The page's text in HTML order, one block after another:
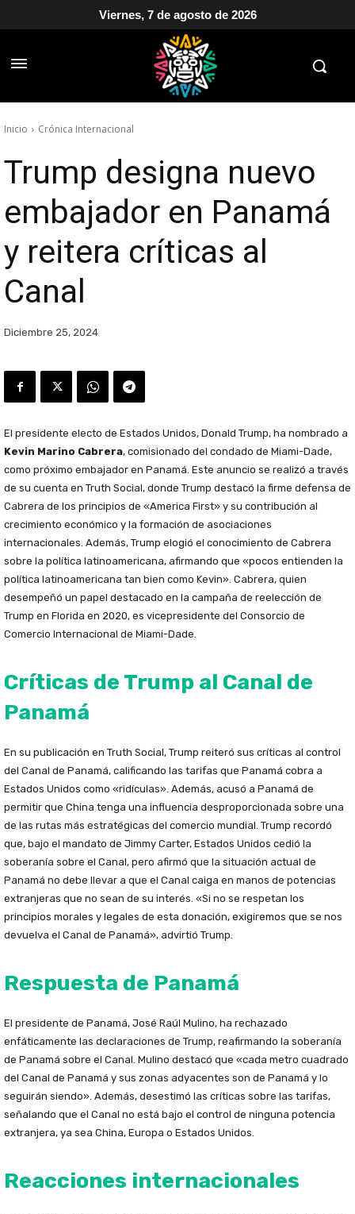
Viernes, 7 de agosto de 2026
Inicio Crónica Internacional
Trump designa nuevo
embajador en Panamá
y reitera críticas al
Canal
Diciembre 25, 2024
El presidente electo de Estados Unidos, Donald Trump, ha nombrado a
Kevin Marino Cabrera, comisionado del condado de Miami-Dade,
como próximo embajador en Panamá. Este anuncio se realizó a través
de su cuenta en Truth Social, donde Trump destacó la firme defensa de
Cabrera de los principios de «America First» y su contribución al
crecimiento económico y la formación de asociaciones
internacionales. Además, Trump elogió el conocimiento de Cabrera
sobre la política latinoamericana, afirmando que «pocos entienden la
política latinoamericana tan bien como Kevin». Cabrera, quien
desempeñó un papel destacado en la campaña de reelección de
Trump en Florida en 2020, es vicepresidente del Consorcio de
Comercio Internacional de Miami-Dade.
Críticas de Trump al Canal de
Panamá
En su publicación en Truth Social, Trump reiteró sus críticas al control
del Canal de Panamá, calificando las tarifas que Panamá cobra a
Estados Unidos como «ridículas». Además, acusó a Panamá de
permitir que China tenga una influencia desproporcionada sobre una
de las rutas más estratégicas del comercio mundial. Trump recordó
que, bajo el mandato de Jimmy Carter, Estados Unidos cedió la
soberanía sobre el Canal, pero afirmó que la situación actual de
Panamá no debe llevar a que el Canal caiga en manos de potencias
extranjeras que no sean de su interés. «Si no se respetan los
principios morales y legales de esta donación, exigiremos que se nos
devuelva el Canal de Panamá», advirtió Trump.
Respuesta de Panamá
El presidente de Panamá, José Raúl Mulino, ha rechazado
enfáticamente las declaraciones de Trump, reafirmando la soberanía
de Panamá sobre el Canal. Mulino destacó que «cada metro cuadrado
del Canal de Panamá y sus zonas adyacentes son de Panamá y lo
seguirán siendo». Además, desestimó las críticas sobre las tarifas,
señalando que el Canal no está bajo el control de ninguna potencia
extranjera, ya sea China, Europa o Estados Unidos.
Reacciones internacionales